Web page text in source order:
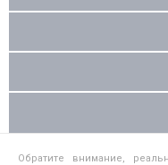
Обратите внимание,